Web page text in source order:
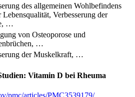
des allgemeinen Wohlbefindens
Lebensqualität, Verbesserung der
…
von Osteoporose und
…
der Muskelkraft, …
Vitamin D bei Rheuma
pmc/articles/PMC3539179/